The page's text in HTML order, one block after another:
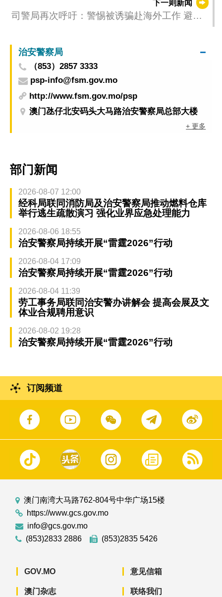
下一则新闻
司警局再次呼吁：警惕被诱骗赴海外工作 避免
治安警察局
（853）2857 3333
psp-info@fsm.gov.mo
http://www.fsm.gov.mo/psp
澳门氹仔北安码头大马路治安警察局总部大楼
+ 更多
部门新闻
2026-08-07 12:00
经科局联同消防局及治安警察局推动燃料仓库
举行逃生疏散演习 强化业界应急处理能力
2026-08-06 18:55
治安警察局持续开展“雷霆2026”行动
2026-08-04 17:09
治安警察局持续开展“雷霆2026”行动
2026-08-04 11:39
劳工事务局联同治安警办讲解会 提高会展及文
体业合规聘用意识
2026-08-02 19:28
治安警察局持续开展“雷霆2026”行动
订阅频道
澳门南湾大马路762-804号中华广场15楼
https://www.gcs.gov.mo
info@gcs.gov.mo
(853)2833 2886
(853)2835 5426
GOV.MO
澳门杂志
意见信箱
联络我们